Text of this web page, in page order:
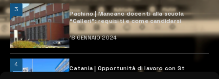
3
Pachino | Mancano docenti alla scuola
“Calleri”: requisiti e come candidarsi
18 GENNAIO 2024
4
Catania | Opportunità di lavoro con St